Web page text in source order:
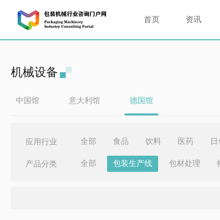
首页 资讯
机械设备
中国馆 意大利馆 德国馆
应用行业 全部 食品 饮料 医药
产品分类 全部 包装生产线 包材处理